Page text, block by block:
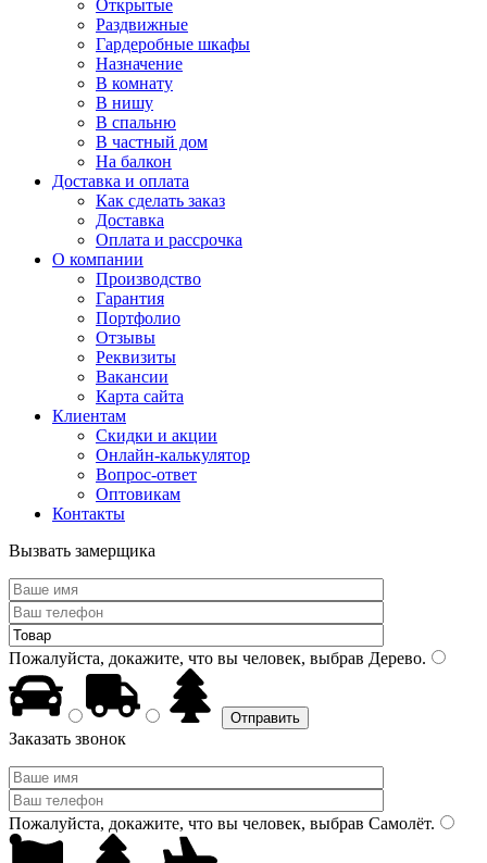
Открытые
Раздвижные
Гардеробные шкафы
Назначение
В комнату
В нишу
В спальню
В частный дом
На балкон
Доставка и оплата
Как сделать заказ
Доставка
Оплата и рассрочка
О компании
Производство
Гарантия
Портфолио
Отзывы
Реквизиты
Вакансии
Карта сайта
Клиентам
Скидки и акции
Онлайн-калькулятор
Вопрос-ответ
Оптовикам
Контакты
Вызвать замерщика
Пожалуйста, докажите, что вы человек, выбрав Дерево.
Заказать звонок
Пожалуйста, докажите, что вы человек, выбрав Самолёт.